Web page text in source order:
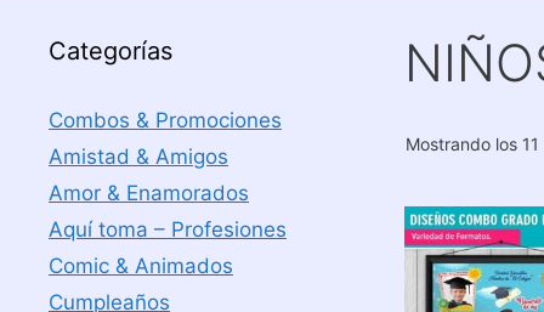
Mostrando los
Categorías
Combos & Promociones
Amistad & Amigos
Amor & Enamorados
Aquí toma – Profesiones
Comic & Animados
Cumpleaños